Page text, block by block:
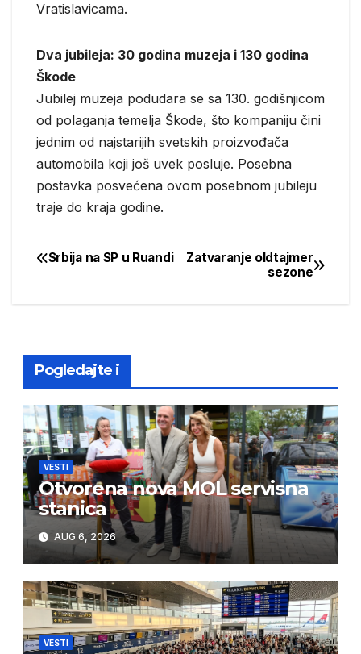
Vratislavicama.
Dva jubileja: 30 godina muzeja i 130 godina
Škode
Jubilej muzeja podudara se sa 130. godišnjicom
od polaganja temelja Škode, što kompaniju čini
jednim od najstarijih svetskih proizvođača
automobila koji još uvek posluje. Posebna
postavka posvećena ovom posebnom jubileju
traje do kraja godine.
Post
Zatvaranje oldtajmer
sezone
Srbija na SP u Ruandi
Pogledajte i
VESTI
Otvorena nova MOL servisna
stanica
AUG 6, 2026
VESTI